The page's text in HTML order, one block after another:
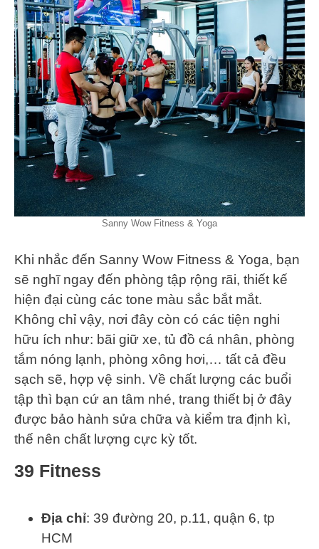
Sanny Wow Fitness & Yoga
Khi nhắc đến Sanny Wow Fitness & Yoga, bạn
sẽ nghĩ ngay đến phòng tập rộng rãi, thiết kế
hiện đại cùng các tone màu sắc bắt mắt.
Không chỉ vậy, nơi đây còn có các tiện nghi
hữu ích như: bãi giữ xe, tủ đồ cá nhân, phòng
tắm nóng lạnh, phòng xông hơi,… tất cả đều
sạch sẽ, hợp vệ sinh. Về chất lượng các buổi
tập thì bạn cứ an tâm nhé, trang thiết bị ở đây
được bảo hành sửa chữa và kiểm tra định kì,
thế nên chất lượng cực kỳ tốt.
39 Fitness
Địa chỉ: 39 đường 20, p.11, quận 6, tp
HCM